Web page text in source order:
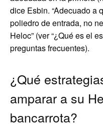
dice Esbin. “Adecuado a
poliedro de entrada, no
Heloc” (ver “¿Qué es el
preguntas frecuentes).
¿Qué
amparar a su
bancarrota?